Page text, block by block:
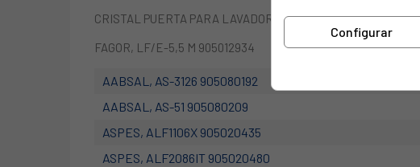
CRISTAL PUERTA PARA LAVADORA FAGOR L49A002B8
FAGOR, LF/E-5,5 M 905012934
AABSAL, AS-3126 905080192
AABSAL, AS-51 905080209
ASPES, ALF1106X 905020435
ASPES, ALF2086IT 905020480
Configurar